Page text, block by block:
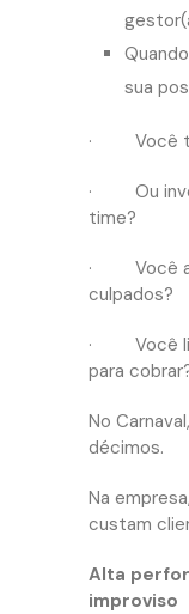
sua
· Você
· Ou
time?
· Você
culpados?
· Você
para
No
décimos.
Na
custam
Alta
improviso